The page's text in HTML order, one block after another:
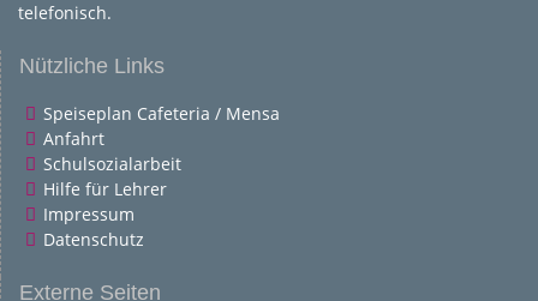
telefonisch.
Nützliche Links
Speiseplan Cafeteria / Mensa
Anfahrt
Schulsozialarbeit
Hilfe für Lehrer
Impressum
Datenschutz
Externe Seiten